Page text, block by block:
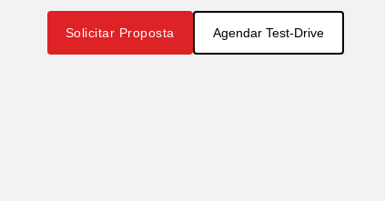
Solicitar Proposta Agendar Test-Drive